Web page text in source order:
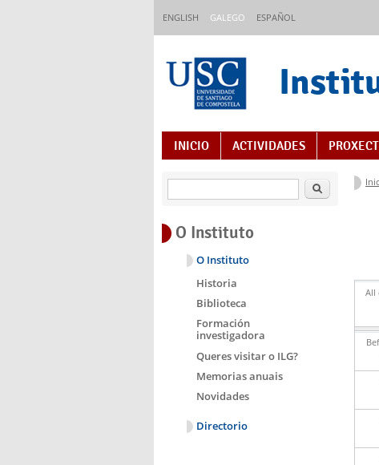
ENGLISH GALEGO ESPAÑOL
Índice de contidos
INICIO ACTIVIDADES
All
Buscar
O Instituto
O Instituto
Historia
Biblioteca
Formación
investigadora
Queres visitar o ILG?
Memorias anuais
Novidades
Directorio